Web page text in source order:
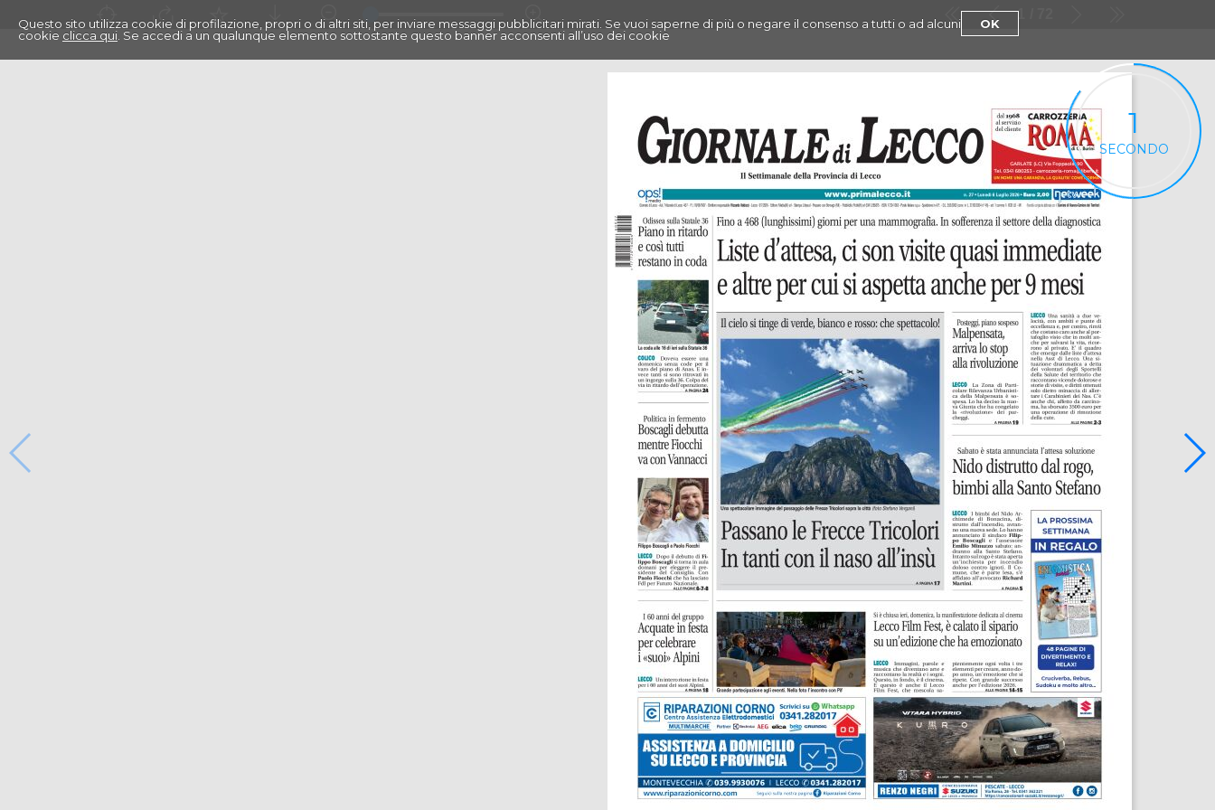
Questo sito utilizza cookie di profilazione, propri o di altri siti, per inviare messaggi pubblicitari mirati. Se vuoi saperne di più o negare il consenso a tutti o ad alcuni
cookie clicca qui . Se accedi a un qualunque elemento sottostante questo banner acconsenti all’uso dei cookie
OK
1
1
SECONDO